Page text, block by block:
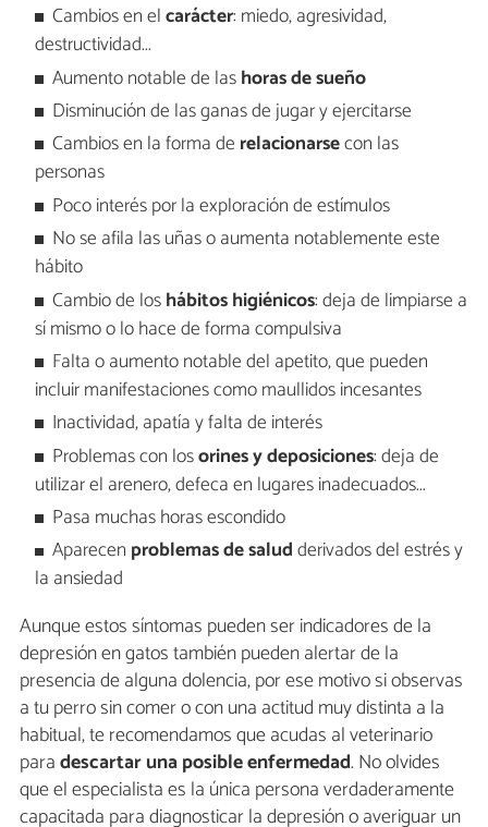
Cambios en elcarácter: miedo, agresividad,
destructividad...
Aumento notable de lashoras de sueño
Disminución de las ganas de jugar y ejercitarse
Cambios en la forma de relacionarsecon las
personas
Poco interés por la exploración de estímulos
No se afila las uñas o aumenta notablemente este
hábito
Cambio de loshábitos higiénicos: deja de limpiarse a
sí mismo o lo hace de forma compulsiva
Falta o aumento notable del apetito, que pueden
incluir manifestaciones como maullidos incesantes
Inactividad, apatía y falta de interés
Problemas con losorines y deposiciones: deja de
utilizar el arenero, defeca en lugares inadecuados...
Pasa muchas horas escondido
Aparecen problemas de saludderivados del estrés y
la ansiedad
Aunque estos síntomas pueden ser indicadores de la
depresión en gatos también pueden alertar de la
presencia de alguna dolencia, por ese motivo si observas
a tu perro sin comer o con una actitud muy distinta a la
habitual, te recomendamos que acudas al veterinario
paradescartar una posible enfermedad. No olvides
que el especialista es la única persona verdaderamente
capacitada para diagnosticar la depresión o averiguar un